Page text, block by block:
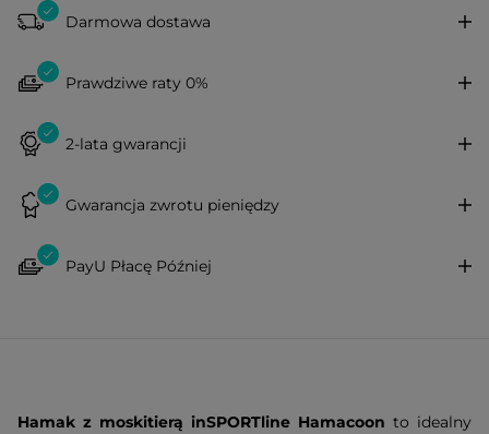
Darmowa dostawa
Prawdziwe raty 0%
2-lata gwarancji
Gwarancja zwrotu pieniędzy
PayU Płacę Później
Hamak z moskitierą inSPORTline Hamacoon to idealny